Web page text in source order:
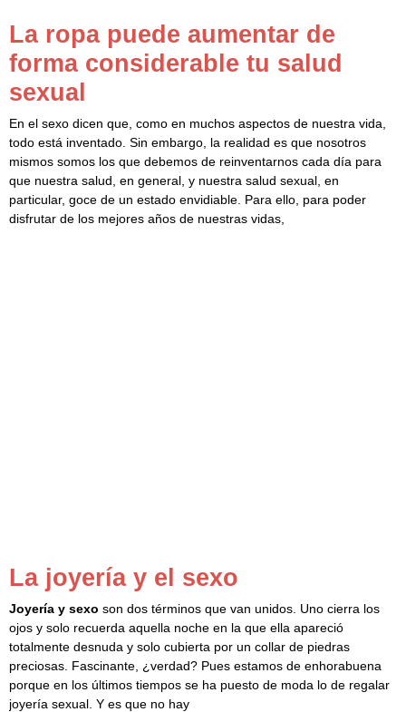
La ropa puede aumentar de
forma considerable tu salud
sexual
En el sexo dicen que, como en muchos aspectos de nuestra vida,
todo está inventado. Sin embargo, la realidad es que nosotros
mismos somos los que debemos de reinventarnos cada día para
que nuestra salud, en general, y nuestra salud sexual, en
particular, goce de un estado envidiable. Para ello, para poder
disfrutar de los mejores años de nuestras vidas,
La joyería y el sexo
Joyería y sexo son dos términos que van unidos. Uno cierra los
ojos y solo recuerda aquella noche en la que ella apareció
totalmente desnuda y solo cubierta por un collar de piedras
preciosas. Fascinante, ¿verdad? Pues estamos de enhorabuena
porque en los últimos tiempos se ha puesto de moda lo de regalar
joyería sexual. Y es que no hay